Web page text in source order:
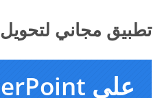
تطبيق مجاني لتحويل PPTM إلى XPS